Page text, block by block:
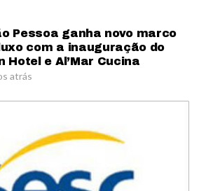
Pessoa ganha novo marco
com a inauguração do
Hotel e Al’Mar Cucina
atrás